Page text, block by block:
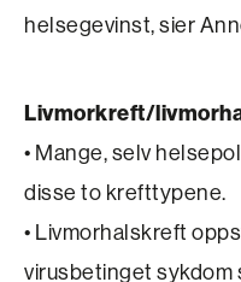
helsegevinst, sier
Livmorkreft/
• Mange, selv
disse to krefttypene.
• Livmorhalskreft
virusbetinget sykdom